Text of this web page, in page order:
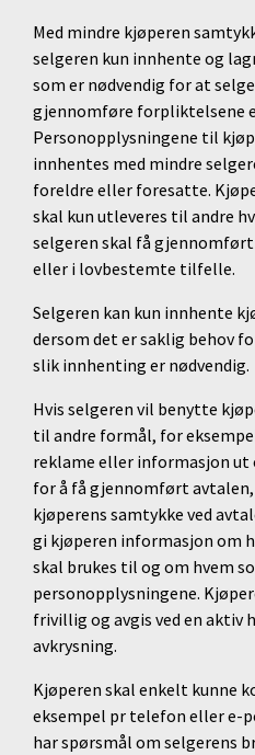
Med mindre kjøperen
selgeren kun innhente og
som er nødvendig for at
gjennomføre forpliktelsene
Personopplysningene til
innhentes med mindre
foreldre eller foresatte.
skal kun utleveres til andre
selgeren skal få
eller i lovbestemte tilfelle.
Selgeren kan kun innhente
dersom det er saklig behov
slik innhenting er nødvendig.
Hvis selgeren vil benytte
til andre formål, for
reklame eller informasjon ut
for å få gjennomført
kjøperens samtykke ved
gi kjøperen informasjon om
skal brukes til og om hvem
personopplysningene.
frivillig og avgis ved en aktiv
avkrysning.
Kjøperen skal enkelt kunne
eksempel pr telefon eller e-
har spørsmål om selgerens